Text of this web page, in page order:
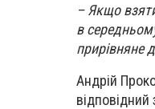
– Якщо
в
прирівняне
Андрій